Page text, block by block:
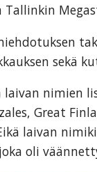
Tallinkin
sekä
laivan nimien
Great
laivan
oli